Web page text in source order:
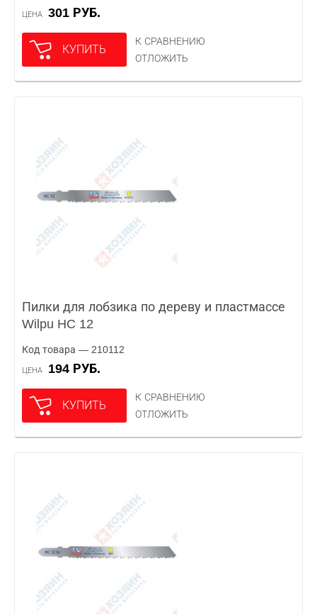
ЦЕНА 301 РУБ.
КУПИТЬ
К СРАВНЕНИЮ
ОТЛОЖИТЬ
Пилки для лобзика по дереву и пластмассе
Wilpu HC 12
Код товара — 210112
ЦЕНА 194 РУБ.
КУПИТЬ
К СРАВНЕНИЮ
ОТЛОЖИТЬ